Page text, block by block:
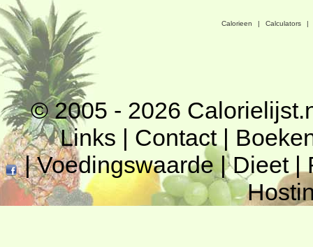
Calorieen | Calculators |
© 2005 - 2026
Links | Contact|
|Voedingswaarde|Dieet|